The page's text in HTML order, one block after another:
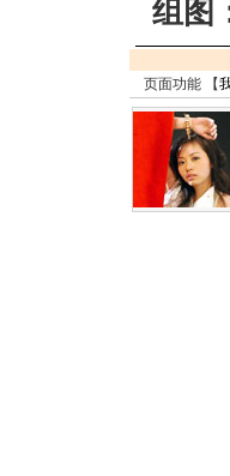
组图
页面功能 【